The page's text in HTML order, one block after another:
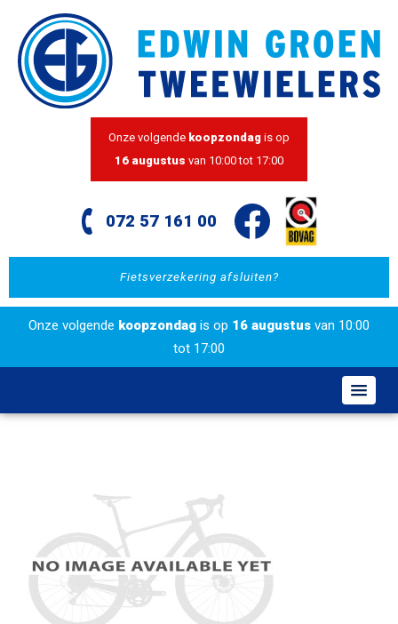
Onze volgende koopzondag is op
16 augustus van 10:00 tot 17:00
Fietsverzekering afsluiten?
072 57 161 00
Onze volgende koopzondag is op 16 augustus van 10:00
tot 17:00